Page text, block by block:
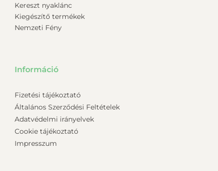
Kereszt nyaklánc
Kiegészítő termékek
Nemzeti Fény
Információ
Fizetési tájékoztató
Általános Szerződési Feltételek
Adatvédelmi irányelvek
Cookie tájékoztató
Impresszum